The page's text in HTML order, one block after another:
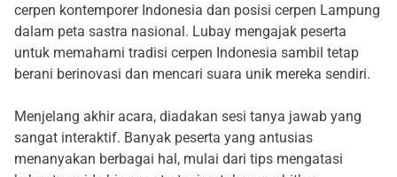
cerpen kontemporer Indonesia dan posisi cerpen Lampung
dalam peta sastra nasional. Lubay mengajak peserta
untuk memahami tradisi cerpen Indonesia sambil tetap
berani berinovasi dan mencari suara unik mereka sendiri.
Menjelang akhir acara, diadakan sesi tanya jawab yang
sangat interaktif. Banyak peserta yang antusias
menanyakan berbagai hal, mulai dari tips mengatasi